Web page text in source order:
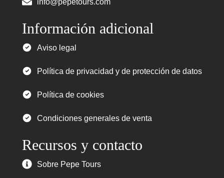
info@pepetours.com
Información adicional
Aviso legal
Política de privacidad y de protección de datos
Política de cookies
Condiciones generales de venta
Recursos y contacto
Sobre Pepe Tours